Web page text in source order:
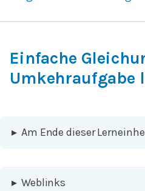
Einfache
Umkehraufgabe
▸ Am Ende dieser
▸ Weblinks